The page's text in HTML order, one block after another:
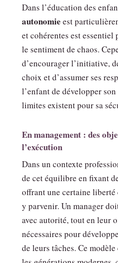
Dans l’éducation des
autonomie est
et cohérentes est
le sentiment de chaos.
d’encourager l’initiative,
choix et d’assumer ses
l’enfant de développer
limites existent pour sa
En management : des
l’exécution
Dans un contexte
de cet équilibre en fixant
offrant une certaine liberté
y parvenir. Un manager
avec autorité, tout en leur
nécessaires pour
de leurs tâches. Ce